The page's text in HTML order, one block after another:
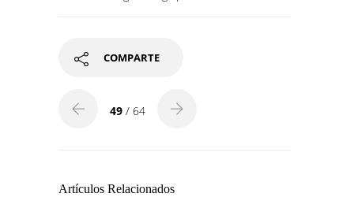
COMPARTE
49 / 64
Artículos Relacionados